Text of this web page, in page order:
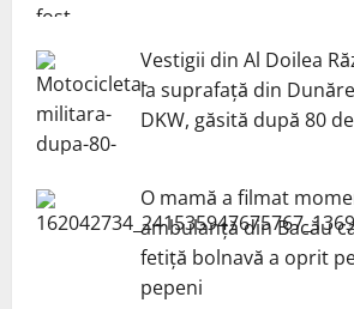
Vestigii din Al Doilea
la suprafață din
DKW, găsită după 80
O mamă a filmat
ambulanță din Bacău
fetiță bolnavă a oprit
pepeni